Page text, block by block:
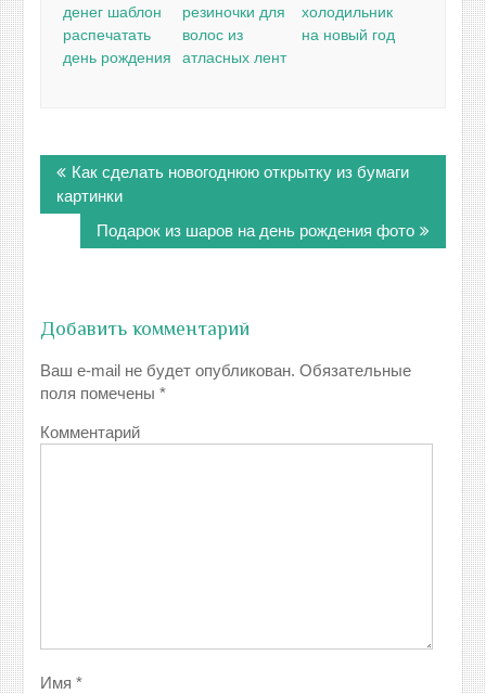
денег шаблон
распечатать
день рождения
резиночки для
волос из
атласных лент
холодильник
на новый год
по
записям
Как сделать новогоднюю открытку из бумаги
картинки
Подарок из шаров на день рождения фото
Добавить комментарий
Ваш e-mail не будет опубликован. Обязательные
поля помечены*
Комментарий
Имя*